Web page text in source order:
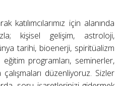
katılımcılarımız için alanında
kişisel gelişim, astroloji,
tarihi, bioenerji, spiritüalizm
programları, seminerler,
düzenliyoruz. Sizler